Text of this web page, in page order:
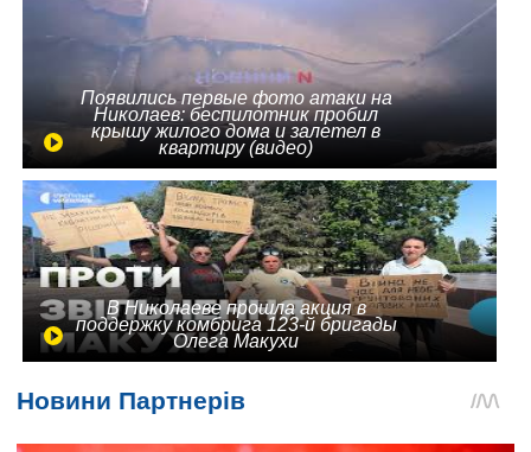
Появились первые фото атаки на
Николаев: беспилотник пробил
крышу жилого дома и залетел в
квартиру (видео)
В Николаеве прошла акция в
поддержку комбрига 123-й бригады
Олега Макухи